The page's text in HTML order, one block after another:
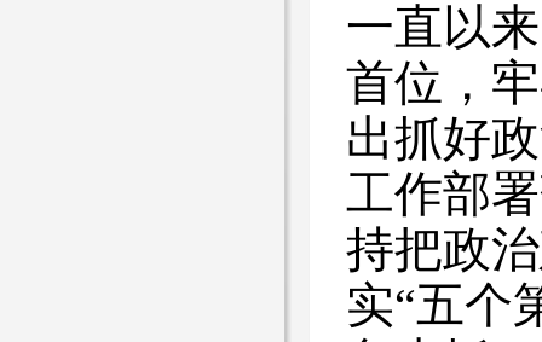
一直以
首位，
出抓好
工作部
持把政
实“五个